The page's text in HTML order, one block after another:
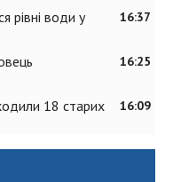
16:37
рівні води у
16:25
16:09
18 старих